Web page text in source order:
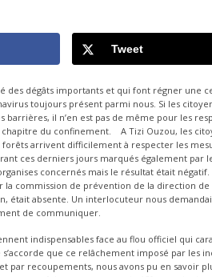
Tweet
des dégâts importants et qui font régner une
toujours présent parmi nous. Si les
barrières, il n’en est pas de même pour les
du confinement. A Tizi Ouzou, les
forêts arrivent difficilement à respecter les
ces derniers jours marqués également par
concernés mais le résultat était
la commission de prévention de la direction
était absente. Un interlocuteur nous
de communiquer.
indispensables face au flou officiel qui
que ce relâchement imposé par les
par recoupements, nous avons pu en savoir